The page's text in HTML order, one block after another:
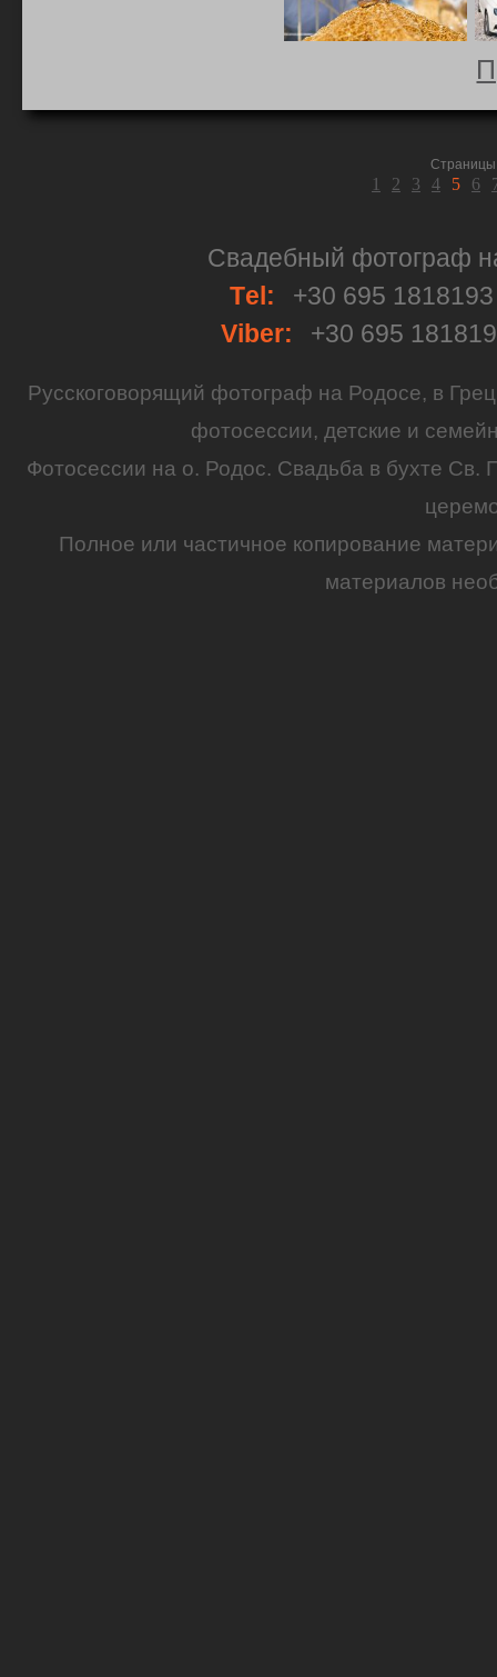
Страницы
1 2 3 4 5 6
Свадебный фотограф
Тel:
+30 695
Viber:
+30 695
Русскоговорящий фотограф на Родосе, в
фотосессии, детские и
Фотосессии на о. Родос. Свадьба в бухте Св.
Полное или частичное копирование
материалов